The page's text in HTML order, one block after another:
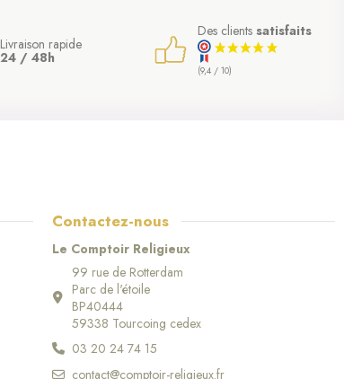
Livraison rapide
24 / 48h
Des clients satisfaits
(9,4 / 10)
Contactez-nous
Le Comptoir Religieux
99 rue de Rotterdam
Parc de l'étoile
BP40444
59338 Tourcoing cedex
03 20 24 74 15
contact@comptoir-religieux.fr